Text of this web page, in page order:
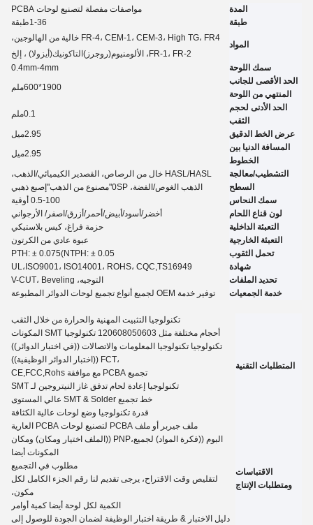
المدة
مواصفات مفصلة لتصنيع لوحات PCBA
طبقة
1-36 طبقة
المواد
FR-4، CEM-1، CEM-3، High TG، FR4 خالية من الهالوجين،
FR-1، FR-2، الألومنيوم
(روجرز)التاكونيك(أيزولا) ، إلخ
سمك اللوحة
0.4mm-4mm
الحد الأقصى للجانب
المنتهي من اللوحة
1900*600ملم
الحد الأدنى لحجم
الثقب
0. 1 ملم
عرض الخط الدقيق 2.95ميل
المسافة الدنيا بين
الخطوط
2.95ميل
التشطيب/معالجة
السطح
HASL/HASL خال من الرصاص، القصدير الكيميائي /الذهب،
الذهب الغوص/الفضة، 0 SP "مصنوع من الذهب"إصبع ذهبي
سمك النحاس
0.5-100 أوقية
لون قناع اللحام
أخضر/أسود/أبيض/أحمر/أزرق/اصفر/ الأرجواني
التعبئة الداخلية
حزمة فراغ، كيس بلاستيكي
التعبئة الخارجية
عبوة عادي من الكرتون
تحمل الثقوب
PTH: ± 0.075(NTPH: ± 0.05
شهادة
UL،ISO9001، ISO14001، ROHS، CQC ,TS16949
تحديد الملفات
التوجيه، V-CUT، Beveling
خدمة الجمعيات
توفير خدمة OEM لجميع أنواع تجميع لوحات الدوائر المطبوعة
المتطلبات التقنية
تكنولوجيا التثبيت المهنية والحرارة من خلال الثقب
أحجام مختلفة مثل 120608050603 تكنولوجيا SMT المكونات
تكنولوجيا تكنولوجيا المعلومات والاتصالات ((في اختبار الدوائر))
،FCT ((اختبار الدوائر الوظيفية))
تجميع PCBA مع موافقة CE,FCC,Rohs
تكنولوجيا إعادة لحام تدفق غاز النيتروجين لـ SMT
خط تجميع SMT & Solder عالي المستوى
قدرة تكنولوجيا وضع لوحات عالية الكثافة
الاقتباسات
ومتطلبات الإنتاج
ملف جيربر أو ملف PCBA لتصنيع لوحات PCBA العارية
البوم ((فكرة المواد) لجميع،PNP ((الملف اختيار ومكان) ومكان
المكونات أيضا
مطلوب في التجميع
لتقليص وقت الاقتراح، يرجى تقديم لنا رقم الجزء الكامل لكل
مكون،
الكمية لكل لوحة أيضا كمية أوامر
دليل الاختبار & طريقة اختبار الوظيفة لضمان الجودة للوصول إلى